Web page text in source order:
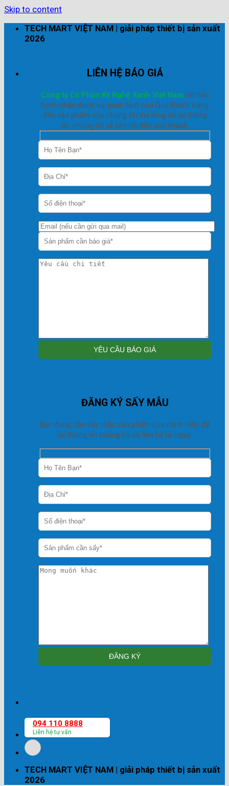
Skip to content
TECH MART VIỆT NAM | giải pháp thiết bị sản xuất
2026
LIÊN HỆ BÁO GIÁ
Công ty Cổ Phần Kỹ Nghệ Xanh Việt Nam rất hân
hạnh nhận được sự quan tâm của Quý khách hàng
đến sản phẩm của chúng tôi.Vui lòng để lại thông
tin, chúng tôi sẽ liên hệ đến quý khách.
ĐĂNG KÝ SẤY MẪU
Bạn đang cần sấy mẫu sản phẩm của mình. Hãy để
lại thông tin chúng tôi sẽ liên hệ lại ngay.
094 110 8888
Liên hệ tư vấn
TECH MART VIỆT NAM | giải pháp thiết bị sản xuất
2026